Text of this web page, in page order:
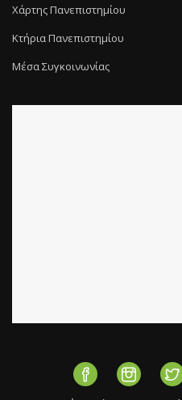
Χάρτης Πανεπιστημίου
Κτήρια Πανεπιστημίου
Μέσα Συγκοινωνίας